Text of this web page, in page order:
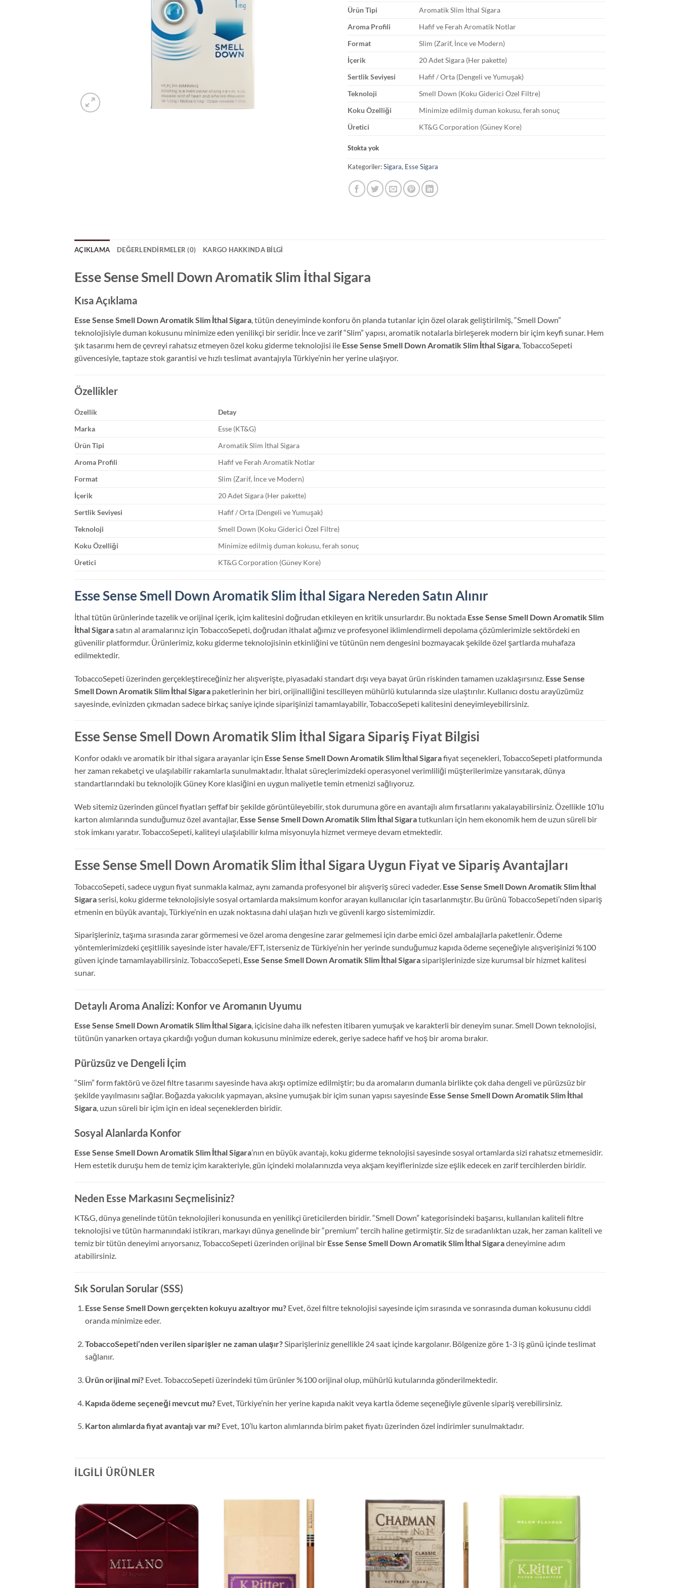
Ürün Tipi
Aromatik Slim İthal Sigara
Aroma Profili
Hafif ve Ferah Aromatik Notlar
Format
Slim (Zarif, İnce ve Modern)
İçerik
20 Adet Sigara (Her pakette)
Sertlik Seviyesi
Hafif / Orta (Dengeli ve Yumuşak)
Teknoloji
Smell Down (Koku Giderici Özel Filtre)
Koku Özelliği
Minimize edilmiş duman kokusu, ferah sonuç
Üretici
KT&G Corporation (Güney Kore)
Stokta yok
Kategoriler:Sigara, Esse Sigara
AÇIKLAMA DEĞERLENDIRMELER (0) KARGO HAKKINDA BILGI
Esse Sense Smell Down Aromatik Slim İthal Sigara
Kısa Açıklama
Esse Sense Smell Down Aromatik Slim İthal Sigara, tütün deneyiminde konforu ön planda tutanlar için özel olarak geliştirilmiş, “Smell Down”
teknolojisiyle duman kokusunu minimize eden yenilikçi bir seridir. İnce ve zarif “Slim” yapısı, aromatik notalarla birleşerek modern bir içim keyfi sunar. Hem
şık tasarımı hem de çevreyi rahatsız etmeyen özel koku giderme teknolojisi ile Esse Sense Smell Down Aromatik Slim İthal Sigara, TobaccoSepeti
güvencesiyle, taptaze stok garantisi ve hızlı teslimat avantajıyla Türkiye’nin her yerine ulaşıyor.
Özellikler
Özellik
Detay
Marka
Esse (KT&G)
Ürün Tipi
Aromatik Slim İthal Sigara
Aroma Profili
Hafif ve Ferah Aromatik Notlar
Format
Slim (Zarif, İnce ve Modern)
İçerik
20 Adet Sigara (Her pakette)
Sertlik Seviyesi
Hafif / Orta (Dengeli ve Yumuşak)
Teknoloji
Smell Down (Koku Giderici Özel Filtre)
Koku Özelliği
Minimize edilmiş duman kokusu, ferah sonuç
Üretici
KT&G Corporation (Güney Kore)
Esse Sense Smell Down Aromatik Slim İthal Sigara Nereden Satın Alınır
İthal tütün ürünlerinde tazelik ve orijinal içerik, içim kalitesini doğrudan etkileyen en kritik unsurlardır. Bu noktada Esse Sense Smell Down Aromatik Slim
İthal Sigarasatın al aramalarınız için TobaccoSepeti, doğrudan ithalat ağımız ve profesyonel iklimlendirmeli depolama çözümlerimizle sektördeki en
güvenilir platformdur. Ürünlerimiz, koku giderme teknolojisinin etkinliğini ve tütünün nem dengesini bozmayacak şekilde özel şartlarda muhafaza
edilmektedir.
TobaccoSepeti üzerinden gerçekleştireceğiniz her alışverişte, piyasadaki standart dışı veya bayat ürün riskinden tamamen uzaklaşırsınız. Esse Sense
Smell Down Aromatik Slim İthal Sigara paketlerinin her biri, orijinalliğini tescilleyen mühürlü kutularında size ulaştırılır. Kullanıcı dostu arayüzümüz
sayesinde evinizden çıkmadan sadece birkaç saniye içinde siparişinizi tamamlayabilir, TobaccoSepeti kalitesini deneyimleyebilirsiniz.
Esse Sense Smell Down Aromatik Slim İthal Sigara Sipariş Fiyat Bilgisi
Konfor odaklı ve aromatik bir ithal sigara arayanlar için Esse Sense Smell Down Aromatik Slim İthal Sigarafiyat seçenekleri, TobaccoSepeti platformunda
her zaman rekabetçi ve ulaşılabilir rakamlarla sunulmaktadır. İthalat süreçlerimizdeki operasyonel verimliliği müşterilerimize yansıtarak, dünya
standartlarındaki bu teknolojik Güney Kore klasiğini en uygun maliyetle temin etmenizi sağlıyoruz.
Web sitemiz üzerinden güncel fiyatları şeffaf bir şekilde görüntüleyebilir, stok durumuna göre en avantajlı alım fırsatlarını yakalayabilirsiniz. Özellikle 10’lu
karton alımlarında sunduğumuz özel avantajlar, Esse Sense Smell Down Aromatik Slim İthal Sigaratutkunları için hem ekonomik hem de uzun süreli bir
stok imkanı yaratır. TobaccoSepeti, kaliteyi ulaşılabilir kılma misyonuyla hizmet vermeye devam etmektedir.
Esse Sense Smell Down Aromatik Slim İthal Sigara Uygun Fiyat ve Sipariş Avantajları
TobaccoSepeti, sadece uygun fiyat sunmakla kalmaz, aynı zamanda profesyonel bir alışveriş süreci vadeder. Esse Sense Smell Down Aromatik Slim İthal
Sigaraserisi, koku giderme teknolojisiyle sosyal ortamlarda maksimum konfor arayan kullanıcılar için tasarlanmıştır. Bu ürünü TobaccoSepeti’nden sipariş
etmenin en büyük avantajı, Türkiye’nin en uzak noktasına dahi ulaşan hızlı ve güvenli kargo sistemimizdir.
Siparişleriniz, taşıma sırasında zarar görmemesi ve özel aroma dengesine zarar gelmemesi için darbe emici özel ambalajlarla paketlenir. Ödeme
yöntemlerimizdeki çeşitlilik sayesinde ister havale/EFT, isterseniz de Türkiye’nin her yerinde sunduğumuz kapıda ödeme seçeneğiyle alışverişinizi %100
güven içinde tamamlayabilirsiniz. TobaccoSepeti, Esse Sense Smell Down Aromatik Slim İthal Sigarasiparişlerinizde size kurumsal bir hizmet kalitesi
sunar.
Detaylı Aroma Analizi: Konfor ve Aromanın Uyumu
Esse Sense Smell Down Aromatik Slim İthal Sigara, içicisine daha ilk nefesten itibaren yumuşak ve karakterli bir deneyim sunar. Smell Down teknolojisi,
tütünün yanarken ortaya çıkardığı yoğun duman kokusunu minimize ederek, geriye sadece hafif ve hoş bir aroma bırakır.
Pürüzsüz ve Dengeli İçim
“Slim” form faktörü ve özel filtre tasarımı sayesinde hava akışı optimize edilmiştir; bu da aromaların dumanla birlikte çok daha dengeli ve pürüzsüz bir
şekilde yayılmasını sağlar. Boğazda yakıcılık yapmayan, aksine yumuşak bir içim sunan yapısı sayesinde Esse Sense Smell Down Aromatik Slim İthal
Sigara, uzun süreli bir içim için en ideal seçeneklerden biridir.
Sosyal Alanlarda Konfor
Esse Sense Smell Down Aromatik Slim İthal Sigara’nın en büyük avantajı, koku giderme teknolojisi sayesinde sosyal ortamlarda sizi rahatsız etmemesidir.
Hem estetik duruşu hem de temiz içim karakteriyle, gün içindeki molalarınızda veya akşam keyiflerinizde size eşlik edecek en zarif tercihlerden biridir.
Neden Esse Markasını Seçmelisiniz?
KT&G, dünya genelinde tütün teknolojileri konusunda en yenilikçi üreticilerden biridir. “Smell Down” kategorisindeki başarısı, kullanılan kaliteli filtre
teknolojisi ve tütün harmanındaki istikrarı, markayı dünya genelinde bir “premium” tercih haline getirmiştir. Siz de sıradanlıktan uzak, her zaman kaliteli ve
temiz bir tütün deneyimi arıyorsanız, TobaccoSepeti üzerinden orijinal bir Esse Sense Smell Down Aromatik Slim İthal Sigaradeneyimine adım
atabilirsiniz.
Sık Sorulan Sorular (SSS)
Esse Sense Smell Down gerçekten kokuyu azaltıyor mu?Evet, özel filtre teknolojisi sayesinde içim sırasında ve sonrasında duman kokusunu ciddi
oranda minimize eder.
TobaccoSepeti’nden verilen siparişler ne zaman ulaşır?Siparişleriniz genellikle 24 saat içinde kargolanır. Bölgenize göre 1-3 iş günü içinde teslimat
sağlanır.
Ürün orijinal mi?Evet. TobaccoSepeti üzerindeki tüm ürünler %100 orijinal olup, mühürlü kutularında gönderilmektedir.
Kapıda ödeme seçeneği mevcut mu?Evet, Türkiye’nin her yerine kapıda nakit veya kartla ödeme seçeneğiyle güvenle sipariş verebilirsiniz.
Karton alımlarda fiyat avantajı var mı?Evet, 10’lu karton alımlarında birim paket fiyatı üzerinden özel indirimler sunulmaktadır.
İLGILI ÜRÜNLER